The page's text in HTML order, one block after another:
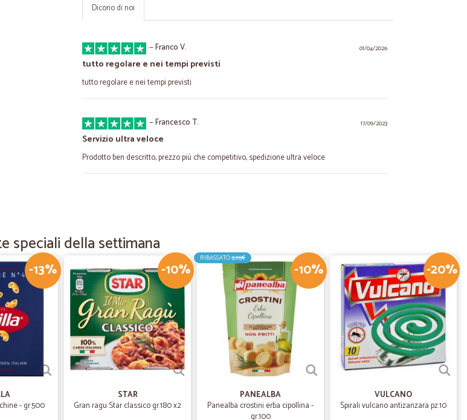
Dicono di noi
01/04/2026
—Franco V.
tutto regolare e nei tempi previsti
tutto regolare e nei tempi previsti
17/09/2023
—Francesco T.
Servizio ultra veloce
Prodotto ben descritto, prezzo più che competitivo, spedizione ultra veloce
15/02/2021
—Roberto M.
Consigliatissimi
Consigliatissimi
19/02/2021
—Mariacristina A.
Prima volta molto soddisfatta
speciali della settimana
-13%
- gr.500
-10%
STAR
Gran ragu Star classico gr.180 x2
-10%
RIBASSATO2,05€
PANEALBA
Panealba crostini erba cipollina -
gr.100
-20%
VULCANO
Spirali vulcano antizanzara pz.10